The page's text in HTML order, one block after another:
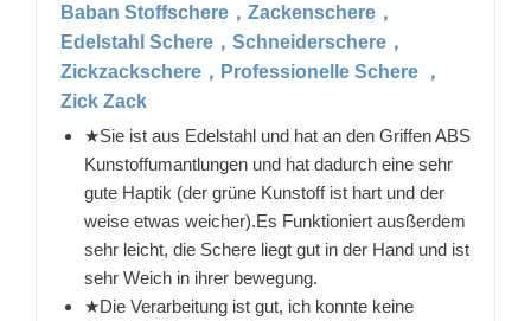
Baban Stoffschere，Zackenschere，
Edelstahl Schere，Schneiderschere，
Zickzackschere，Professionelle Schere ，
Zick Zack
★Sie ist aus Edelstahl und hat an den Griffen ABS
Kunstoffumantlungen und hat dadurch eine sehr
gute Haptik (der grüne Kunstoff ist hart und der
weise etwas weicher).Es Funktioniert ausßerdem
sehr leicht, die Schere liegt gut in der Hand und ist
sehr Weich in ihrer bewegung.
★Die Verarbeitung ist gut, ich konnte keine